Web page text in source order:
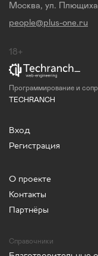
Москва, ул.
people@plus-one.ru
18+
Программирование и
TECHRANCH
Вход
Регистрация
О проекте
Контакты
Партнёры
Справочники